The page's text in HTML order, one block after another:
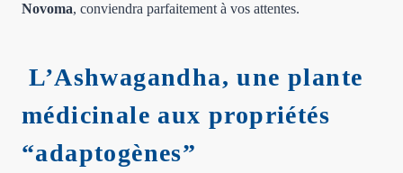
Novoma, conviendra parfaitement à vos attentes.
L’Ashwagandha, une plante
médicinale aux propriétés
“adaptogènes”